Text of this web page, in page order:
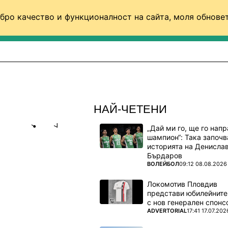
качество и функционалност на сайта, моля
НАЙ-ЧЕТЕНИ
„Дай ми го, ще го
шампион“: Така
историята на Денислав
Бърдаров
ПОВЕЧЕ ОТ
ВОЛЕЙБОЛ09:12 08.08.2026
Локомотив Пловдив
представи
с нов генерален
ПОВЕЧЕ ОТ
ADVERTORIAL17:41